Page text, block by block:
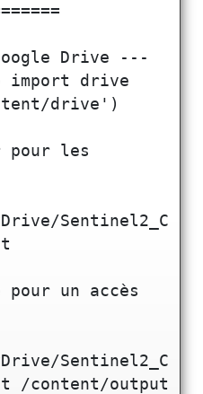
Drive ---
import drive
drive')
pour les
Sentinel2_C
pour un accès
Sentinel2_C
/content/output